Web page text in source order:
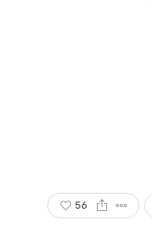
56